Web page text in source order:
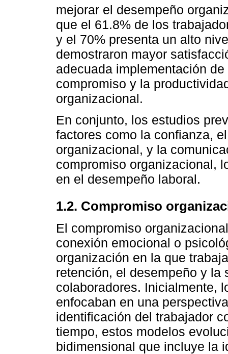
mejorar el desempeño
que el 61.8% de los
y el 70% presenta un alto
demostraron mayor
adecuada implementación
compromiso y la
organizacional.
En conjunto, los estudios
factores como la confianza,
organizacional, y la
compromiso organizacional,
en el desempeño laboral.
1.2. Compromiso
El compromiso
conexión emocional o
organización en la que
retención, el desempeño y la
colaboradores. Inicialmente,
enfocaban en una
identificación del trabajador
tiempo, estos modelos
bidimensional que incluye la